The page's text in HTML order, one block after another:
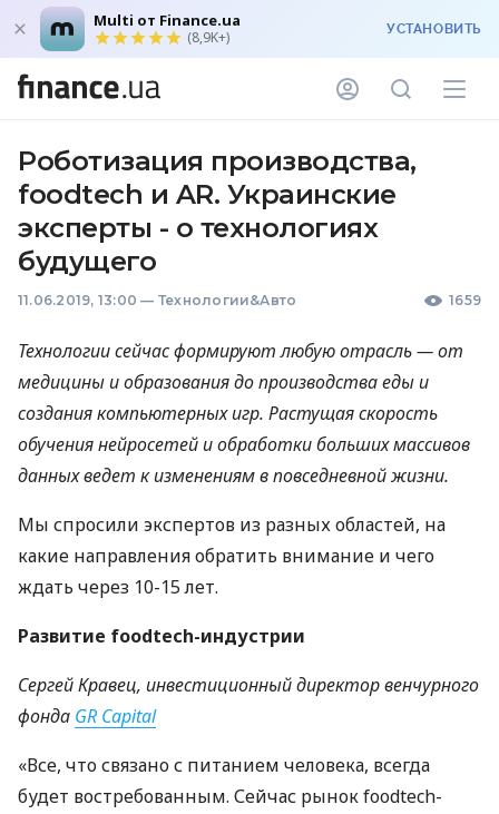
Multi от Finance.ua
(8,9K+) УСТАНОВИТЬ
Роботизация производства,
foodtech и AR. Украинские
эксперты - о технологиях
будущего
11.06.2019, 13:00 — Технологии&Авто 1659
Технологии сейчас формируют любую отрасль — от
медицины и образования до производства еды и
создания компьютерных игр. Растущая скорость
обучения нейросетей и обработки больших массивов
данных ведет к изменениям в повседневной жизни.
Мы спросили экспертов из разных областей, на
какие направления обратить внимание и чего
ждать через 10-15 лет.
Развитие foodtech-индустрии
Сергей Кравец, инвестиционный директор венчурного
фонда GR Capital
«Все, что связано с питанием человека, всегда
будет востребованным. Сейчас рынок foodtech-